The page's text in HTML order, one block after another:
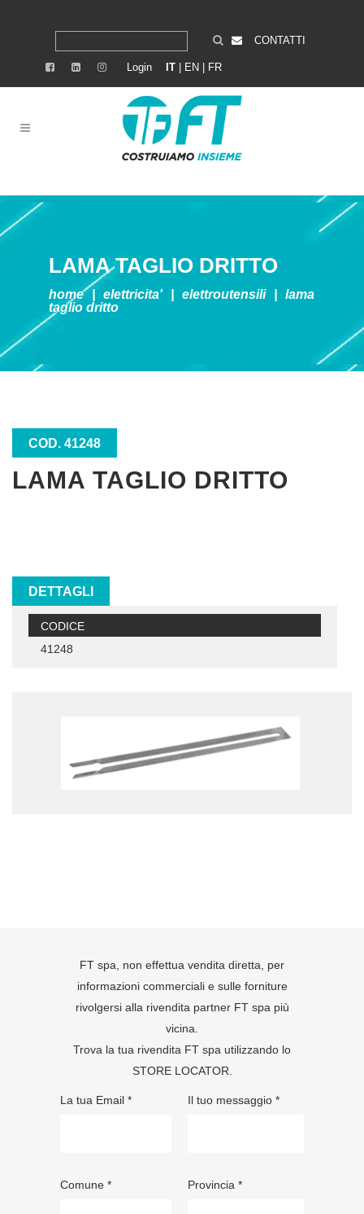
CONTATTI
Login IT EN FR
LAMA TAGLIO DRITTO
home elettricita' elettroutensili
lama
taglio dritto
COD. 41248
LAMA TAGLIO DRITTO
DETTAGLI
CODICE
41248
FT spa, non effettua vendita diretta, per
informazioni commerciali e sulle forniture
rivolgersi alla rivendita partner FT spa più
vicina.
Trova la tua rivendita FT spa utilizzando lo
STORE LOCATOR.
La tua Email *
Comune *
Il tuo messaggio *
Provincia *